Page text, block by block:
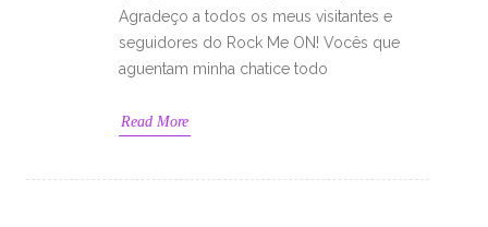
Agradeço a todos os meus visitantes e
seguidores do Rock Me ON! Vocês que
aguentam minha chatice todo
Read More